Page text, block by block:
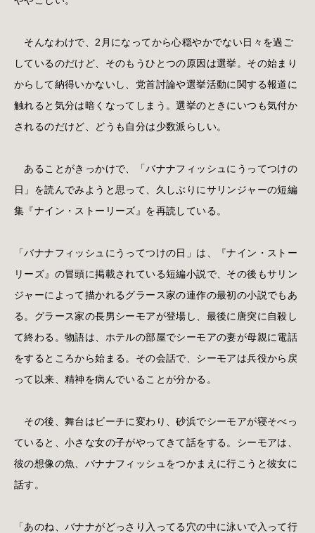
そんなわけで、2月になってから心穏やかでない日々を過ご
しているのだけど、そのもうひとつの原因は選挙。その始まり
からして納得いかないし、党首討論や選挙活動に関する報道に
触れると気分は暗くなってしまう。選挙のときにいつも気付か
されるのだけど、どうも自分は少数派らしい。
あることがきっかけで、「バナナフィッシュにうってつけの
日」を読んでみようと思って、久しぶりにサリンジャーの短編
集『ナイン・ストーリーズ』を再読している。
「バナナフィッシュにうってつけの日」は、『ナイン・ストー
リーズ』の冒頭に掲載されている短編小説で、その後もサリン
ジャーによって描かれるグラース家の連作の最初の小説でもあ
る。グラース家の長男シーモアが登場し、最後に唐突に自殺し
て終わる。物語は、ホテルの部屋でシーモアの妻が母親に電話
をするところから始まる。その会話で、シーモアは兵役から戻
って以来、精神を病んでいることが分かる。
その後、舞台はビーチに変わり、砂浜でシーモアが寝そべっ
ていると、小さな女の子がやってきて話をする。シーモアは、
彼の想像の魚、バナナフィッシュをつかまえに行こうと彼女に
話す。
「あのね、バナナがどっさり入ってる穴の中に泳いで入って行